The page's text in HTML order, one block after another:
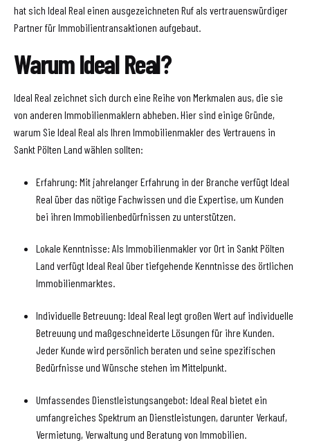
hat sich Ideal Real einen ausgezeichneten Ruf als vertrauenswürdiger
Partner für Immobilientransaktionen aufgebaut.
Warum Ideal Real?
Ideal Real zeichnet sich durch eine Reihe von Merkmalen aus, die sie
von anderen Immobilienmaklern abheben. Hier sind einige Gründe,
warum Sie Ideal Real als Ihren Immobilienmakler des Vertrauens in
Sankt Pölten Land wählen sollten:
Erfahrung: Mit jahrelanger Erfahrung in der Branche verfügt Ideal
Real über das nötige Fachwissen und die Expertise, um Kunden
bei ihren Immobilienbedürfnissen zu unterstützen.
Lokale Kenntnisse: Als Immobilienmakler vor Ort in Sankt Pölten
Land verfügt Ideal Real über tiefgehende Kenntnisse des örtlichen
Immobilienmarktes.
Individuelle Betreuung: Ideal Real legt großen Wert auf individuelle
Betreuung und maßgeschneiderte Lösungen für ihre Kunden.
Jeder Kunde wird persönlich beraten und seine spezifischen
Bedürfnisse und Wünsche stehen im Mittelpunkt.
Umfassendes Dienstleistungsangebot: Ideal Real bietet ein
umfangreiches Spektrum an Dienstleistungen, darunter Verkauf,
Vermietung, Verwaltung und Beratung von Immobilien.